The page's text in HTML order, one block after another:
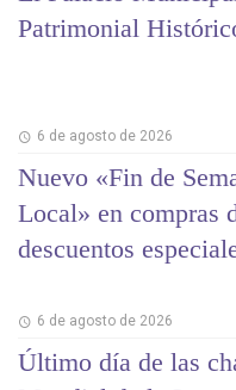
Patrimonial
6 de agosto de 2026
Nuevo «Fin de
Local» en compras
descuentos
6 de agosto de 2026
Último día de las